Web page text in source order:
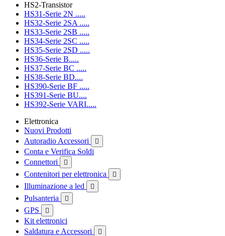
HS2-Transistor
HS31-Serie 2N .....
HS32-Serie 2SA .....
HS33-Serie 2SB .....
HS34-Serie 2SC .....
HS35-Serie 2SD .....
HS36-Serie B.....
HS37-Serie BC .....
HS38-Serie BD....
HS390-Serie BF .....
HS391-Serie BU....
HS392-Serie VARI.....
Elettronica
Nuovi Prodotti
Autoradio Accessori

Conta e Verifica Soldi
Connettori

Contenitori per elettronica 
Illuminazione a led 
Pulsanteria 
GPS 
Kit elettronici
Saldatura e Accessori
